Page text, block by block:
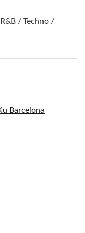
/ Techno /
Barcelona